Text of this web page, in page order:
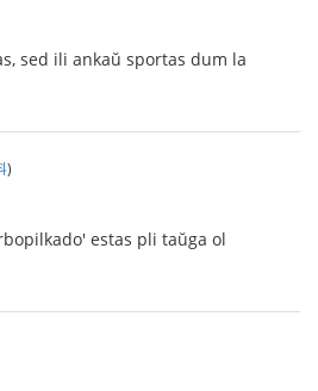
sed ili ankaŭ sportas dum la
)
estas pli taŭga ol